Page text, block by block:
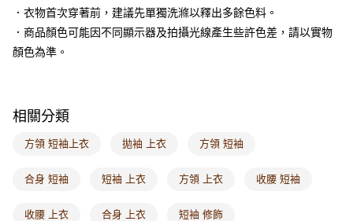
宅配
每筆NT$120，滿NT$1,000(含以上)免運費
付款後門市自取
海外配送-港/澳/新/馬/泰國專屬
海外配送-其他亞洲地區
．衣物首次穿著前，建議先單獨洗滌以釋出多餘色料。
．商品顏色可能因不同顯示器及拍攝光線產生些許色差，請以實物
顏色為準。
相關分類
方領 短袖上衣 拋袖 上衣 方領 短袖
合身 短袖 短袖 上衣 方領 上衣 收腰 短袖
收腰 上衣 合身 上衣 短袖 修飾